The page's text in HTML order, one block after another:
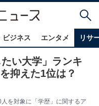
ビジネス エンタメ リサ
い大学」ランキ
抑えた1位は？
を対象に「学歴」に関するア